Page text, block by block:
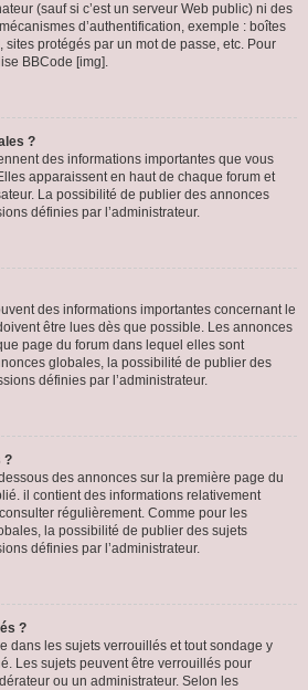
(sauf si c’est un serveur Web public) ni des
d’authentification, exemple : boîtes
sites protégés par un mot de passe, etc. Pour
BBCode [img].
?
des informations importantes que vous
apparaissent en haut de chaque forum et
La possibilité de publier des annonces
définies par l’administrateur.
des informations importantes concernant le
être lues dès que possible. Les annonces
page du forum dans lequel elles sont
globales, la possibilité de publier des
définies par l’administrateur.
?
des annonces sur la première page du
il contient des informations relativement
régulièrement. Comme pour les
la possibilité de publier des sujets
définies par l’administrateur.
?
dans les sujets verrouillés et tout sondage y
Les sujets peuvent être verrouillés pour
ou un administrateur. Selon les